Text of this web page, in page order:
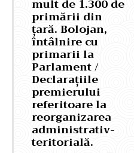
mult de 1.300 de
primării din
țară. Bolojan,
întâlnire cu
primarii la
Parlament /
Declarațiile
premierului
referitoare la
reorganizarea
administrativ-
teritorială.